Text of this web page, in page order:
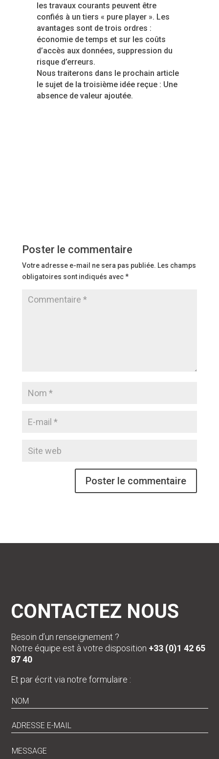
les travaux courants peuvent être
confiés à un tiers « pure player ». Les
avantages sont de trois ordres :
économie de temps et sur les coûts
d’accès aux données, suppression du
risque d’erreurs.
Nous traiterons dans le prochain article
le sujet de la troisième idée reçue : Une
absence de valeur ajoutée.
Poster le commentaire
Votre adresse e-mail ne sera pas publiée. Les champs
obligatoires sont indiqués avec*
CONTACTEZ NOUS
Besoin d’un renseignement ?
Notre équipe est à votre disposition +33 (0)1 42 65
87 40
Et par écrit via notre formulaire :